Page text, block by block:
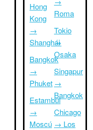
Hong
Kong
→
Shanghái
Bangkok
→
Phuket
Estambul
→
Moscú
Roma
Tokio
→
Osaka
Singapur
→
Bangkok
Chicago
→ Los